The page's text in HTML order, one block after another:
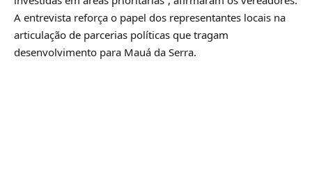
A entrevista reforça o papel dos representantes locais na
articulação de parcerias políticas que tragam
desenvolvimento para Mauá da Serra.